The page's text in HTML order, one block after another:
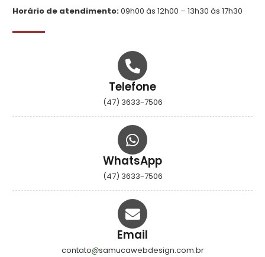
Horário de atendimento:09h00 às 12h00 – 13h30 às 17h30
Telefone
(47) 3633-7506
WhatsApp
(47) 3633-7506
Email
contato samucawebdesign.com.br